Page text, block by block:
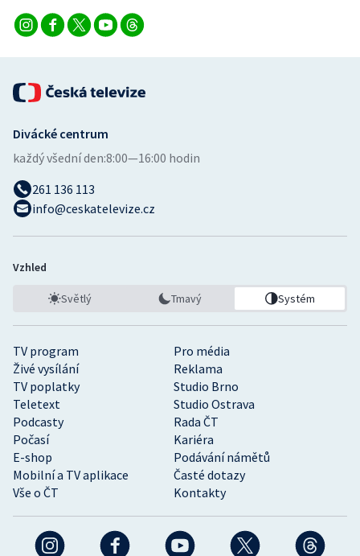
Ostatní
TV program
Pro média
Živé vysílání
Reklama
TV poplatky
Studio Brno
Teletext
Studio Ostrava
Podcasty
Rada ČT
Počasí
Kariéra
E-shop
Podávání námětů
Mobilní a TV aplikace
Časté dotazy
Vše o ČT
Kontakty
Divácké centrum
každý všední den:8:00—16:00 hodin
261 136 113
info@ceskatelevize.cz
Vzhled
Světlý Tmavý Systém